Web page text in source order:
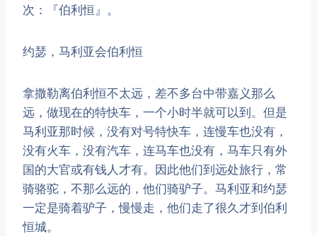
次：『伯利恒』。
约瑟，马利亚会伯利恒
​拿撒勒离伯利恒不太远，差不多台中带嘉义那么
远，做现在的特快车，一个小时半就可以到。但是
马利亚那时候，没有对号特快车，连慢车也没有，
没有火车，没有汽车，连马车也没有，马车只有外
国的大官或有钱人才有。因此他们到远处旅行，常
骑骆驼，不那么远的，他们骑驴子。马利亚和约瑟
一定是骑着驴子，慢慢走，他们走了很久才到伯利
恒城。